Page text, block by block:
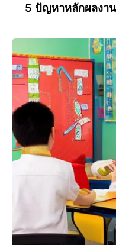
5 ปัญหาหลักผลงา